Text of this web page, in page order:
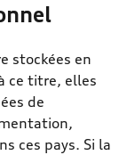
stockées en
ce titre, elles
de
ces pays. Si la